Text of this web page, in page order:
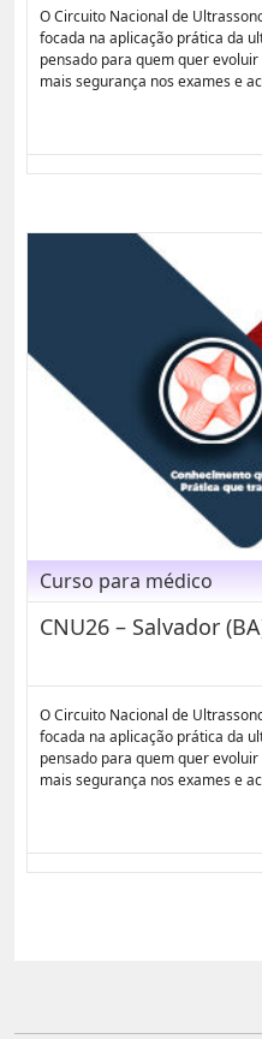
O Circuito Nacional de
focada na aplicação prática da
pensado para quem quer
mais segurança nos exames e
Curso para médico
CNU26 – Salvador
O Circuito Nacional de
focada na aplicação prática da
pensado para quem quer
mais segurança nos exames e